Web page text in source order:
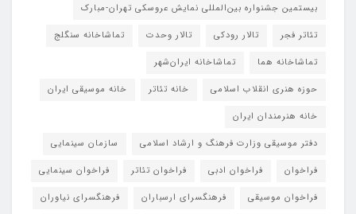
بیستمین جشنواره بین‌المللی نمایش عروسکی تهران-مبارک
تئاتر فجر
تالار رودکی تالار وحدت
تماشاخانه سنگلج
تماشاخانه هما
تماشاخانه‌ ایران‌شهر
حوزه هنری انقلاب اسلامی
خانه تئاتر
خانه موسیقی ایران
خانه هنرمندان ایران
دفتر موسیقی وزارت فرهنگ و ارشاد اسلامی
سازمان سینمایی
فراخوان
فراخوان ادبی فراخوان تئاتر
فراخوان سینمایی
فراخوان موسیقی
فرهنگسرای ارسباران
فرهنگسرای نیاوران